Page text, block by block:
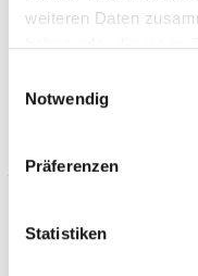
weiteren Daten
Notwendig
Präferenzen
Statistiken
Der Artikel ist